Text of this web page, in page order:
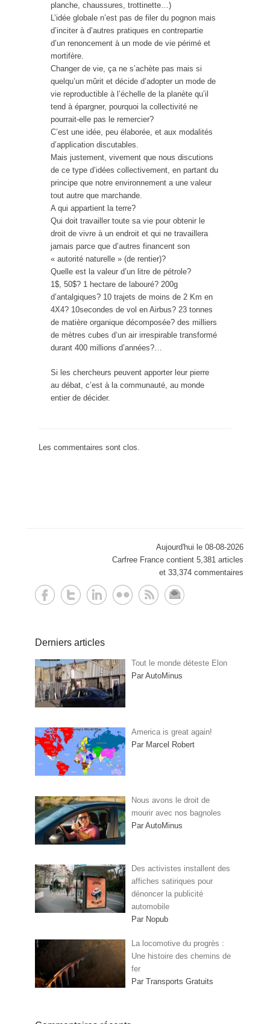
planche, chaussures, trottinette…)
L’idée globale n’est pas de filer du pognon mais
d’inciter à d’autres pratiques en contrepartie
d’un renoncement à un mode de vie périmé et
mortifère.
Changer de vie, ça ne s’achète pas mais si
quelqu’un mûrit et décide d’adopter un mode de
vie reproductible à l’échelle de la planète qu’il
tend à épargner, pourquoi la collectivité ne
pourrait-elle pas le remercier?
C’est une idée, peu élaborée, et aux modalités
d’application discutables.
Mais justement, vivement que nous discutions
de ce type d’idées collectivement, en partant du
principe que notre environnement a une valeur
tout autre que marchande.
A qui appartient la terre?
Qui doit travailler toute sa vie pour obtenir le
droit de vivre à un endroit et qui ne travaillera
jamais parce que d’autres financent son
« autorité naturelle » (de rentier)?
Quelle est la valeur d’un litre de pétrole?
1$, 50$? 1 hectare de labouré? 200g
d’antalgiques? 10 trajets de moins de 2 Km en
4X4? 10secondes de vol en Airbus? 23 tonnes
de matière organique décomposée? des milliers
de mètres cubes d’un air irrespirable transformé
durant 400 millions d’années?…
Si les chercheurs peuvent apporter leur pierre
au débat, c’est à la communauté, au monde
entier de décider.
Les commentaires sont clos.
Aujourd'hui le 08-08-2026
Carfree France contient 5,381 articles
et 33,374 commentaires
Derniers articles
Tout le monde déteste Elon
Par AutoMinus
America is great again!
Par Marcel Robert
Nous avons le droit de
mourir avec nos bagnoles
Par AutoMinus
Des activistes installent des
affiches satiriques pour
dénoncer la publicité
automobile
Par Nopub
La locomotive du progrès :
Une histoire des chemins de
fer
Par Transports Gratuits